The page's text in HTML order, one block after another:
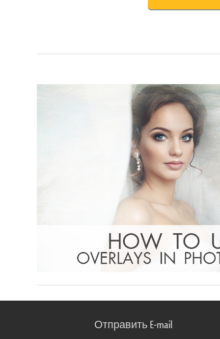
Отправить E-mail